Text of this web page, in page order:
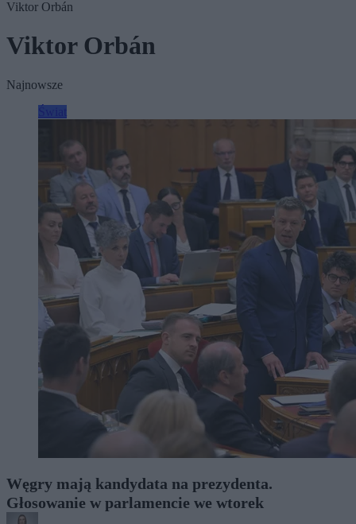
Viktor Orbán
Viktor Orbán
Najnowsze
Węgry mają kandydata na prezydenta.
Głosowanie w parlamencie we wtorek